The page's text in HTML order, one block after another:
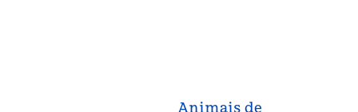
Animais de